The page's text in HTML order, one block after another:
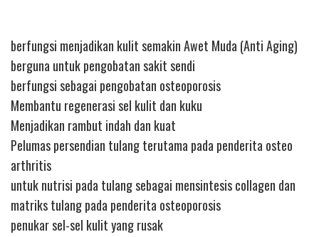
berfungsi menjadikan kulit semakin Awet Muda (Anti Aging)
berguna untuk pengobatan sakit sendi
berfungsi sebagai pengobatan osteoporosis
Membantu regenerasi sel kulit dan kuku
Menjadikan rambut indah dan kuat
Pelumas persendian tulang terutama pada penderita osteo
arthritis
untuk nutrisi pada tulang sebagai mensintesis collagen dan
matriks tulang pada penderita osteoporosis
penukar sel-sel kulit yang rusak